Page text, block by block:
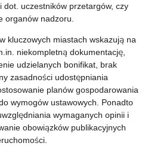
dot. uczestników przetargów, czy
organów nadzoru.
kluczowych miastach wskazują na
niekompletną dokumentację,
udzielanych bonifikat, brak
zasadności udostępniania
planów gospodarowania
wymogów ustawowych. Ponadto
wymaganych opinii i
obowiązków publikacyjnych